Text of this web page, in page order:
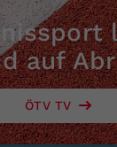
auf
ÖTV TV